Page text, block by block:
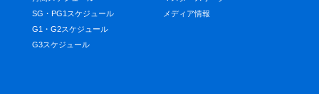
SG・PG1スケジュール
G1・G2スケジュール
G3スケジュール
メディア情報